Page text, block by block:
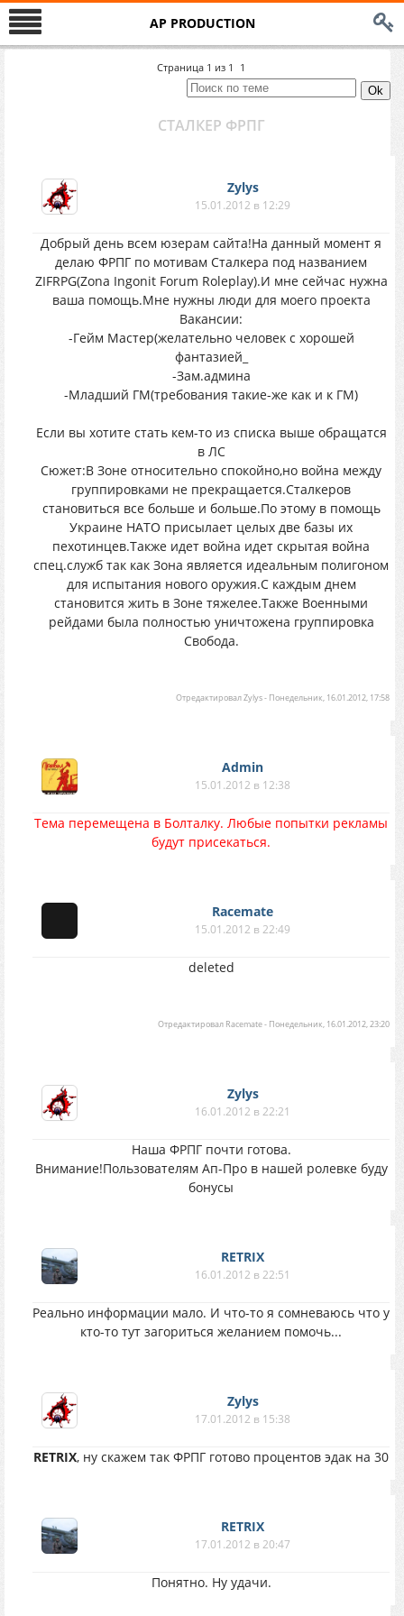
AP PRODUCTION
Страница 1 из 1 1
СТАЛКЕР ФРПГ
Zylys
15.01.2012 в 12:29
Добрый день всем юзерам сайта!На данный момент я
делаю ФРПГ по мотивам Сталкера под названием
ZIFRPG(Zona Ingonit Forum Roleplay).И мне сейчас нужна
ваша помощь.Мне нужны люди для моего проекта
Вакансии:
-Гейм Мастер(желательно человек с хорошей
фантазией_
-Зам.админа
-Младший ГМ(требования такие-же как и к ГМ)
Если вы хотите стать кем-то из списка выше обращатся
в ЛС
Сюжет:В Зоне относительно спокойно,но война между
группировками не прекращается.Сталкеров
становиться все больше и больше.По этому в помощь
Украине НАТО присылает целых две базы их
пехотинцев.Также идет война идет скрытая война
спец.служб так как Зона является идеальным полигоном
для испытания нового оружия.С каждым днем
становится жить в Зоне тяжелее.Также Военными
рейдами была полностью уничтожена группировка
Свобода.
ОтредактировалZylys- Понедельник, 16.01.2012, 17:58
Аdmin
15.01.2012 в 12:38
Тема перемещена в Болталку. Любые попытки рекламы
будут присекаться.
Racemate
15.01.2012 в 22:49
deleted
Отредактировал Racemate- Понедельник, 16.01.2012, 23:20
Zylys
16.01.2012 в 22:21
Наша ФРПГ почти готова.
Внимание!Пользователям Ап-Про в нашей ролевке буду
бонусы
RETRIX
16.01.2012 в 22:51
Реально информации мало. И что-то я сомневаюсь что у
кто-то тут загориться желанием помочь...
Zylys
17.01.2012 в 15:38
RETRIX, ну скажем так ФРПГ готово процентов эдак на 30
RETRIX
17.01.2012 в 20:47
Понятно. Ну удачи.